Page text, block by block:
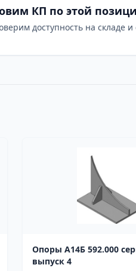
КП по этой
доступность на складе
Опоры А14Б 592.000
выпуск 4